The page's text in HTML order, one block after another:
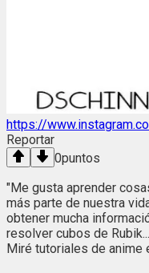
https://
Reportar
0puntos
"Me gusta aprender
más parte de nuestra
obtener mucha
resolver cubos de
Miré tutoriales de anime